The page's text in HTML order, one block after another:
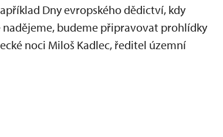
Dny evropského dědictví, kdy
budeme připravovat prohlídky
noci Miloš Kadlec, ředitel územní